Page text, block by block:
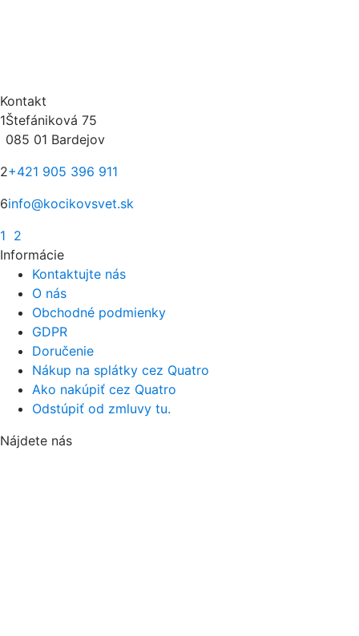
Kontakt
1Štefániková 75
085 01 Bardejov
2+421 905 396 911
6info@kocikovsvet.sk
1 2
Informácie
Kontaktujte nás
O nás
Obchodné podmienky
GDPR
Doručenie
Nákup na splátky cez Quatro
Ako nakúpiť cez Quatro
Odstúpiť od zmluvy tu.
Nájdete nás